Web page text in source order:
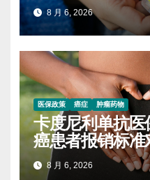
8 月 6, 2026
医保政策 癌症 肿瘤药物
卡度尼利单抗
癌患者报销标准
8 月 6, 2026